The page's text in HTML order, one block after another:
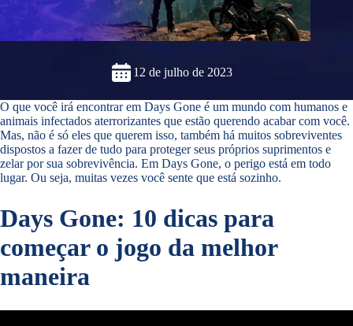
12 de julho de 2023
O que você irá encontrar em Days Gone é um mundo com humanos e
animais infectados aterrorizantes que estão querendo acabar com você.
Mas, não é só eles que querem isso, também há muitos sobreviventes
dispostos a fazer de tudo para proteger seus próprios suprimentos e
zelar por sua sobrevivência. Em Days Gone, o perigo está em todo
lugar. Ou seja, muitas vezes você sente que está sozinho.
Days Gone: 10 dicas para
começar o jogo da melhor
maneira